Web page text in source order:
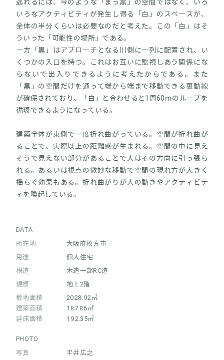
逃れるには、今のような「まっ黒」の空間ではなく、いろ
いろなアクティビティが発生し得る「白」のスペースが、
全体の半分くらいは必要なのだと考えた。この「白」はそ
ういった「可能性の場所」である。
一方「黒」はアプローチとなる川側に一列に配置され、い
くつかの入口を持つ。これはお互いに監視しあう関係にな
らないで出入りできるように考えたからである。また
「黒」の空間だけを通って端から端まで移動できる裏動線
が確保されており、「白」と合わせると1周60ｍのループを
循環できるようになっている。
建築全体が東側で一度折れ曲がっている。空間が折れ曲が
ることで、実際以上の距離感が生まれる。空間の中に見え
そうで見えない部分があることで人はその方向に引っ張ら
れる。あるいは視点の微妙な移動で空間の現れ方が大きく
揺らぐ効果もある。折れ曲がりが人の動きやアクティビテ
ィを喚起している。
DATA
所在地
大阪府枚方市
用途
個人住宅
構造
木造一部RC造
規模
地上2階
敷地面積
建築面積
延床面積
2028.92㎡
187.86㎡
192.35㎡
PHOTO
写真
平井広之